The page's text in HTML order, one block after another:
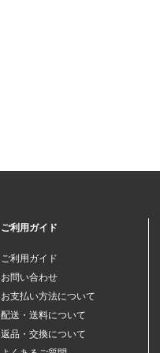
ご利用ガイド
ご利用ガイド
お問い合わせ
お支払い方法について
配送・送料について
返品・交換について